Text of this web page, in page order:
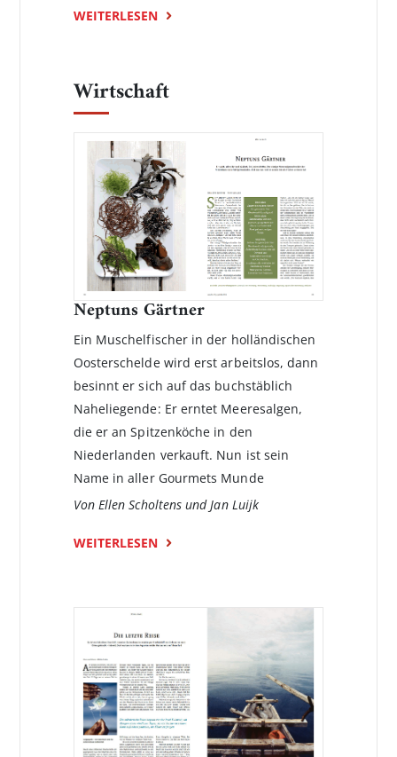
WEITERLESEN
Wirtschaft
Neptuns Gärtner
Ein Muschelfischer in der holländischen
Oosterschelde wird erst arbeits­los, dann
besinnt er sich auf das buchstäblich
Naheliegende: Er erntet Meeres­algen,
die er an Spitzenköche in den
Niederlanden ­verkauft. Nun ist sein
Name in aller Gourmets Munde
Von Ellen Scholtens und Jan Luijk
WEITERLESEN